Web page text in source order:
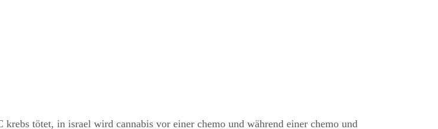
tötet, in israel wird cannabis vor einer chemo und während einer chemo und